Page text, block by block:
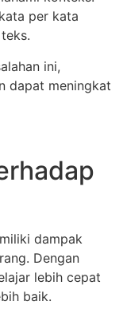
per kata
ini,
dapat meningkat
dampak
Dengan
lebih cepat
baik.